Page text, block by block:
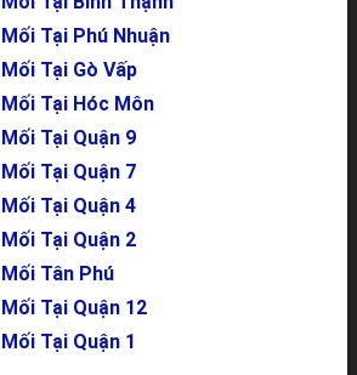
Tại Phú Nhuận
Tại Gò Vấp
Tại Hóc Môn
Tại Quận 9
Tại Quận 7
Tại Quận 4
Tại Quận 2
Tân Phú
Tại Quận 12
Tại Quận 1